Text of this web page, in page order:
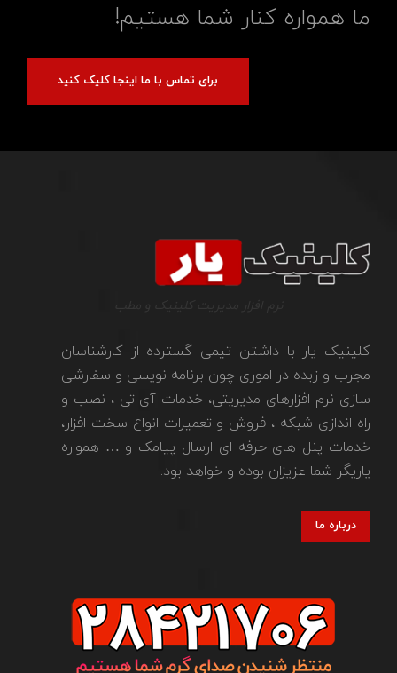
ما همواره کنار شما هستیم!
برای تماس با ما اینجا کلیک کنید
کلینیک یار با داشتن تیمی گسترده از کارشناسان
مجرب و زبده در اموری چون برنامه نویسی و سفارشی
سازی نرم افزارهای مدیریتی، خدمات آی تی ، نصب و
راه اندازی شبکه ، فروش و تعمیرات انواع سخت افزار،
خدمات پنل های حرفه ای ارسال پیامک و … همواره
یاریگر شما عزیزان بوده و خواهد بود.
درباره ما